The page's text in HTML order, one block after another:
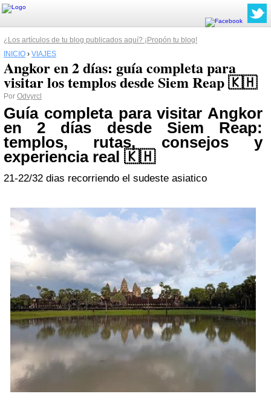
¿Los artículos de tu blog publicados aquí? ¡Propón tu blog!
INICIO › VIAJES
Angkor en 2 días: guía completa para
visitar los templos desde Siem Reap 🇰🇭
Por Odvyrcl
Guía completa para visitar Angkor
en 2 días desde Siem Reap:
templos, rutas, consejos y
experiencia real 🇰🇭
21-22/32 dias recorriendo el sudeste asiatico